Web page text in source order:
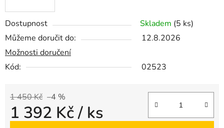
Dostupnost Skladem (5 ks)
Můžeme doručit do:
12.8.2026
Možnosti doručení
Kód:
02523
1 450 Kč –4 %
1 392 Kč/ ks